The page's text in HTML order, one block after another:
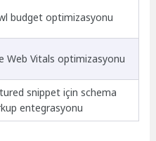
budget optimizasyonu
Web Vitals optimizasyonu
snippet için schema
entegrasyonu